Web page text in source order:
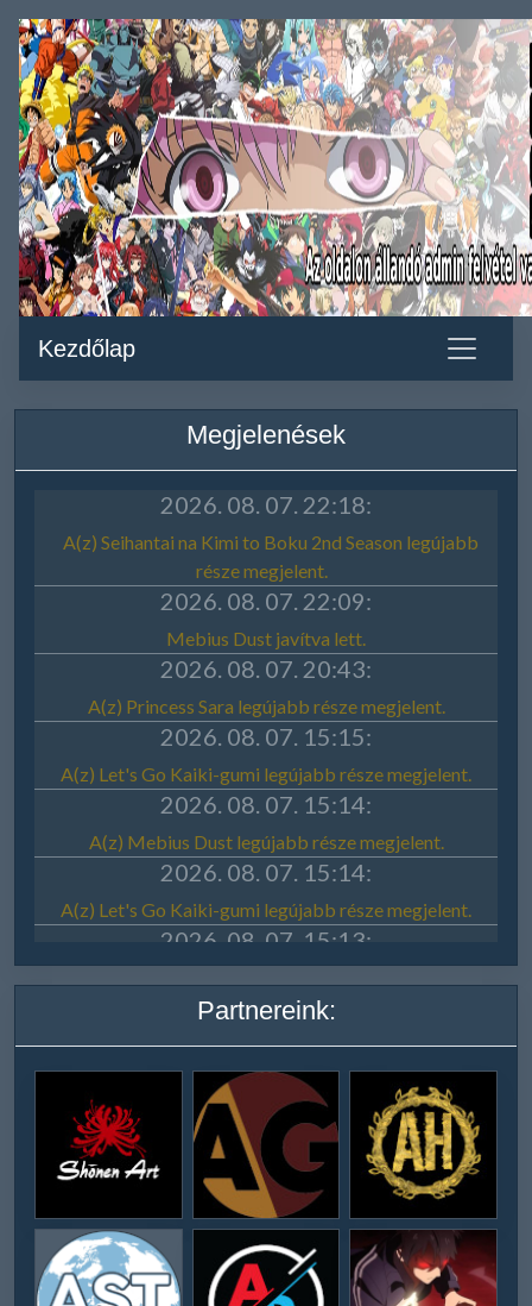
Kezdőlap
Megjelenések
Partnereink: